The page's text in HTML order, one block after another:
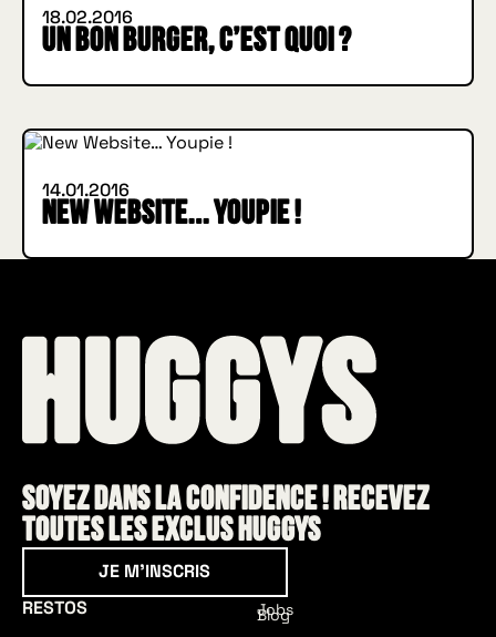
18.02.2016
Un bon Burger, c’est quoi ?
14.01.2016
New Website… Youpie !
Soyez dans la confidence ! Recevez
toutes les exclus HUGGYS
JE M'INSCRIS
RESTOS
Jobs
Blog